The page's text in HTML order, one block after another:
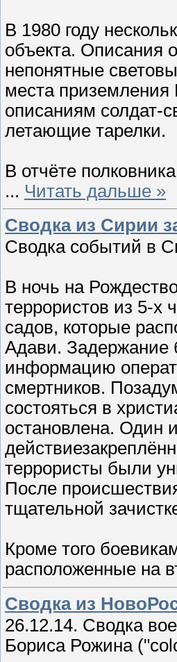
В 1980 году
объекта. Описания
непонятные
места
описаниям солдат-
летающие тарелки.
В отчёте
... Читать дальше »
Сводка из Сирии
Сводка событий в
В ночь на
террористов из 5-х
садов, которые
Адави. Задержание
информацию
смертников.
состояться в
остановлена. Один
террористы были
После
тщательной
Кроме того
расположенные на
Сводка из
26.12.14. Сводка
Бориса Рожина